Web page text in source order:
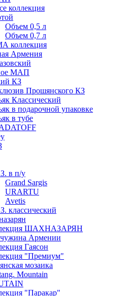
коллекция
Объем 0,5 л
Объем 0,7 л
коллекция
Армения
МАП
КЗ
Прошянского КЗ
Классический
в подарочной упаковке
в тубе
в п/у
Grand Sargis
URARTU
Avetis
классический
ШАХНАЗАРЯН
Армении
Гаясон
"Премиум"
мозаика
Mountain
"Паракар"